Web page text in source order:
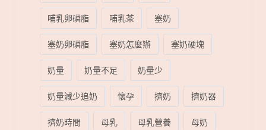
哺乳卵磷脂
哺乳茶
塞奶
塞奶卵磷脂
塞奶怎麼辦
塞奶硬塊
奶量
奶量不足
奶量少
奶量減少追奶
懷孕 擠奶
擠奶器
擠奶時間
母乳 母乳營養
母奶